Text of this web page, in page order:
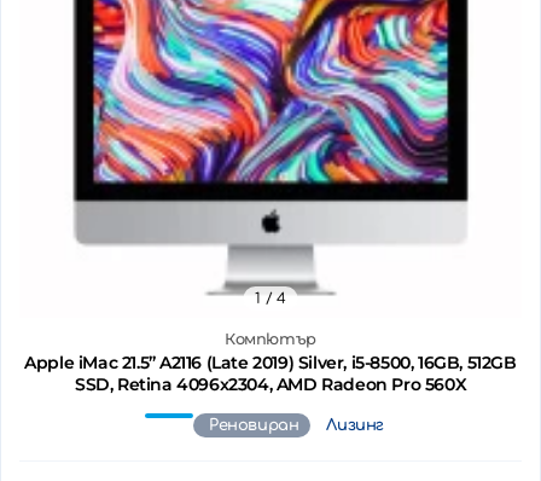
Компютър
Apple iMac 21.5’’ A2116 (Late 2019) Silver, i5-8500, 16GB, 512GB
SSD, Retina 4096x2304, AMD Radeon Pro 560X
1 / 4
Реновиран Лизинг